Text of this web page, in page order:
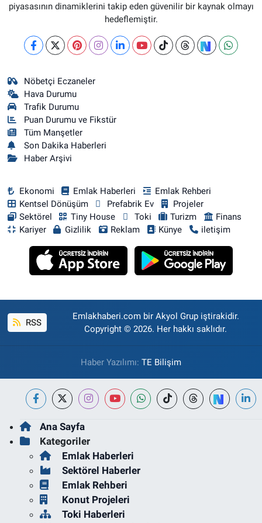
piyasasının dinamiklerini takip eden güvenilir bir kaynak olmayı
hedeflemiştir.
Nöbetçi Eczaneler
Hava Durumu
Trafik Durumu
Puan Durumu ve Fikstür
Tüm Manşetler
Son Dakika Haberleri
Haber Arşivi
Ekonomi Emlak Haberleri
Emlak Rehberi
Kentsel Dönüşüm
Prefabrik Ev
Projeler
Sektörel
Tiny House Toki Turizm
Finans
Kariyer
Gizlilik Reklam Künye iletişim
RSS
Emlakhaberi.com bir Akyol Grup iştirakidir.
Copyright © 2026. Her hakkı saklıdır.
Haber Yazılımı: TE Bilişim
Ana Sayfa
Kategoriler
Emlak Haberleri
Sektörel Haberler
Emlak Rehberi
Konut Projeleri
Toki Haberleri